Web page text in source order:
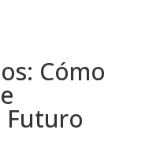
Cómo
Futuro